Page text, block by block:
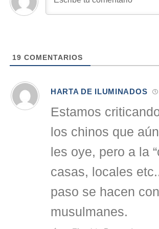
19 COMENTARIOS
HARTA DE ILUMINADOS
Estamos
los chinos que
les oye, pero a la
casas, locales
paso se hacen
musulmanes.